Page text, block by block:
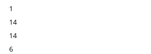
1
14
14
6